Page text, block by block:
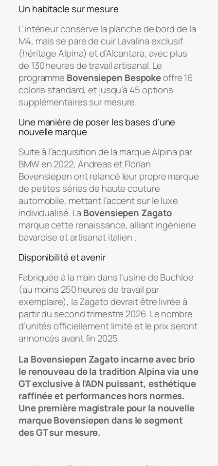
Un habitacle sur mesure
L’intérieur conserve la planche de bord de la
M4, mais se pare de cuir Lavalina exclusif
(héritage Alpina) et d’Alcantara, avec plus
de 130 heures de travail artisanal. Le
programme Bovensiepen Bespokeoffre 16
coloris standard, et jusqu’à 45 options
supplémentaires sur mesure.
Une manière de poser les bases d’une
nouvelle marque
Suite à l’acquisition de la marque Alpina par
BMW en 2022, Andreas et Florian
Bovensiepen ont relancé leur propre marque
de petites séries de haute couture
automobile, mettant l’accent sur le luxe
individualisé. La Bovensiepen Zagato
marque cette renaissance, alliant ingénierie
bavaroise et artisanat italien .
Disponibilité et avenir
Fabriquée à la main dans l’usine de Buchloe
(au moins 250 heures de travail par
exemplaire), la Zagato devrait être livrée à
partir du second trimestre 2026. Le nombre
d’unités officiellement limité et le prix seront
annoncés avant fin 2025.
La Bovensiepen Zagato incarne avec brio
le renouveau de la tradition Alpina via une
GT exclusive à l’ADN puissant, esthétique
raffinée et performances hors normes.
Une première magistrale pour la nouvelle
marque Bovensiepen dans le segment
des GT sur mesure.